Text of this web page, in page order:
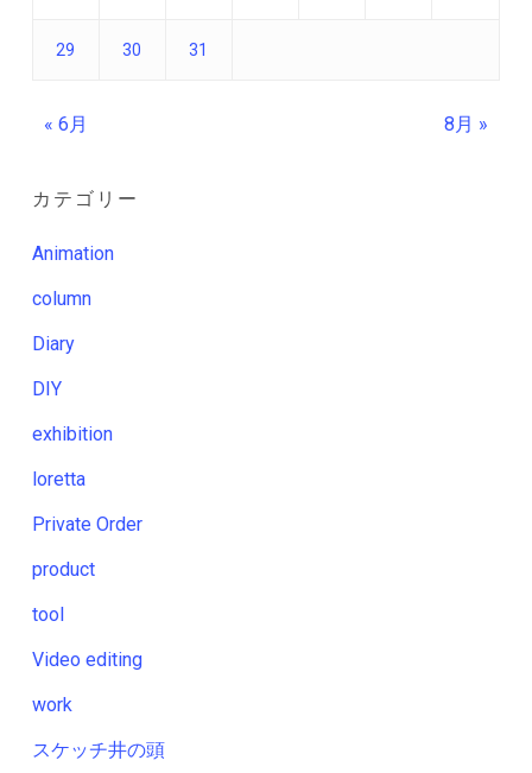
29 30 31
« 6月 8月 »
カテゴリー
Animation
column
Diary
DIY
exhibition
loretta
Private Order
product
tool
Video editing
work
スケッチ井の頭